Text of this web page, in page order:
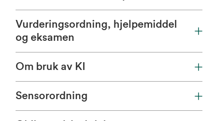
Vurderingsordning, hjelpemiddel
og eksamen
Om bruk av KI
Sensorordning